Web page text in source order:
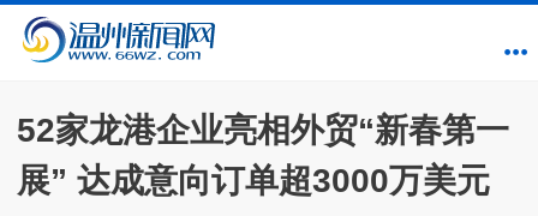
52家龙港企业亮相外贸“新春第一
展” 达成意向订单超3000万美元